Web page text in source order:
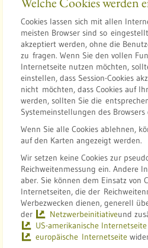
Cookies lassen sich mit allen
meisten Browser sind so
akzeptiert werden, ohne die
zu fragen. Wenn Sie den vollen
Internetseite nutzen möchten,
einstellen, dass Session-Cookies
nicht möchten, dass Cookies auf
werden, sollten Sie die
Systemeinstellungen des Browsers
Wenn Sie alle Cookies ablehnen,
auf den Karten angezeigt werden.
Wir setzen keine Cookies zur
Reichweitenmessung ein. Andere
aber. Sie können dem Einsatz von
Internetseiten, die der
Werbezwecken dienen, generell
der
Netzwerbeinitiativeund
US-amerikanische Internetseite
europäische Internetseite